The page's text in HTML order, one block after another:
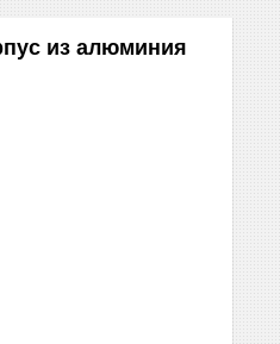
из алюминия